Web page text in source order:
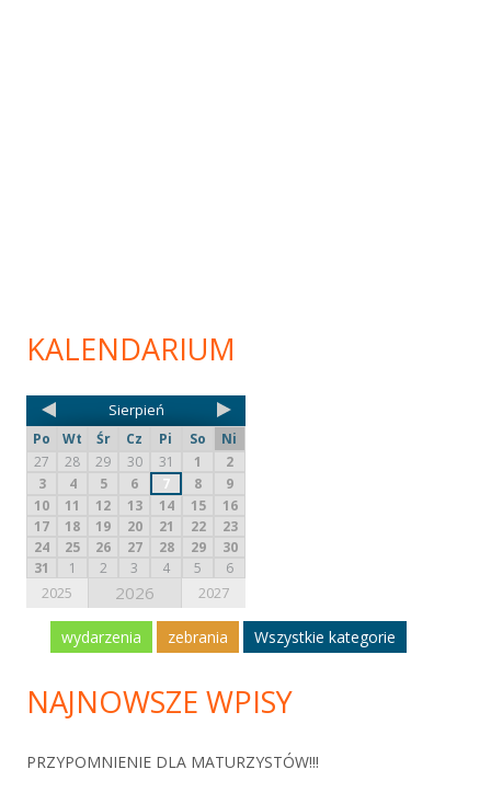
KALENDARIUM
Sierpień
Po Wt Śr Cz Pi So
Ni
27
28 29 30 31 1
2
3
4 5 6 7 8
9
10
11 12 13 14 15
16
17
18 19 20 21 22
23
24
25 26 27 28 29
30
31
1 2 3 4 5 6
2025 2026 2027
wydarzenia zebrania Wszystkie kategorie
NAJNOWSZE WPISY
PRZYPOMNIENIE DLA MATURZYSTÓW!!!